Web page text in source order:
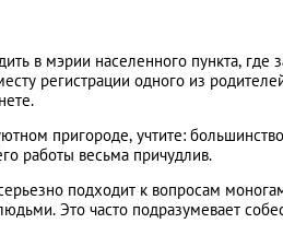
в мэрии населенного пункта,
регистрации одного из
пригороде, учтите:
работы весьма причудлив.
подходит к вопросам
Это часто подразумевает